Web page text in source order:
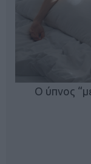
Ο ύπνος